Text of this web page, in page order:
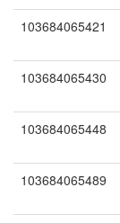
103684065421
103684065430
103684065448
103684065489